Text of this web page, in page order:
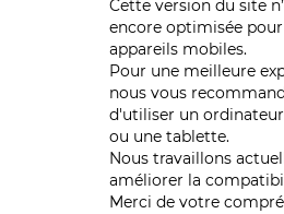
Cette version du site
encore optimisée
appareils mobiles.
Pour une meilleure
nous vous
d'utiliser un
ou une tablette.
Nous travaillons
améliorer la
Merci de votre